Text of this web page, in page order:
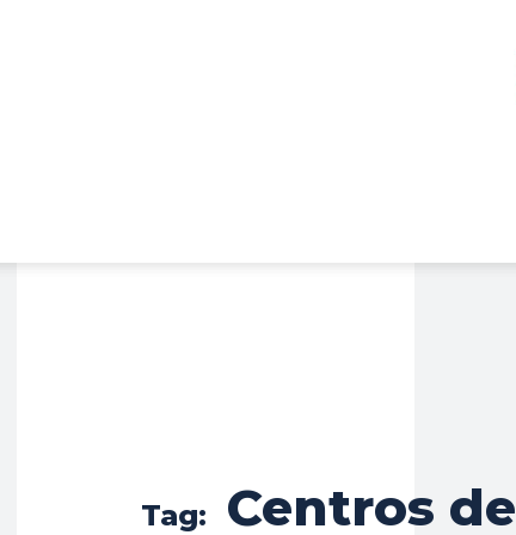
Tag: Centros de